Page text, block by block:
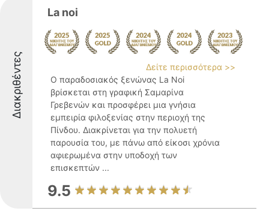
Διακριθέντες
La noi
Δείτε περισσότερα >>
Ο παραδοσιακός ξενώνας La Noi
βρίσκεται στη γραφική Σαμαρίνα
Γρεβενών και προσφέρει μια γνήσια
εμπειρία φιλοξενίας στην περιοχή της
Πίνδου. Διακρίνεται για την πολυετή
παρουσία του, με πάνω από είκοσι χρόνια
αφιερωμένα στην υποδοχή των
επισκεπτών ...
9.5